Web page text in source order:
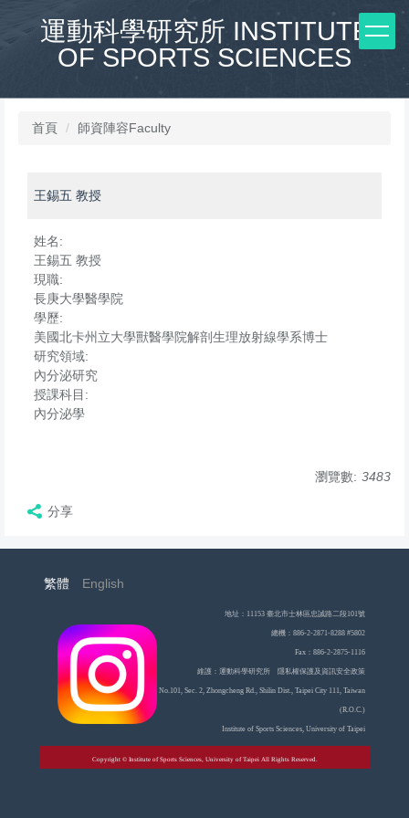
運動科學研究所 INSTITUTE
OF SPORTS SCIENCES
首頁 師資陣容Faculty
王錫五 教授
姓名:
王錫五 教授
現職:
長庚大學醫學院
學歷:
美國北卡州立大學獸醫學院解剖生理放射線學系博士
研究領域:
內分泌研究
授課科目:
內分泌學
瀏覽數: 3483
分享
繁體 English
地址：11153 臺北市士林區忠誠路二段101號
總機：886-2-2871-8288 #5802
Fax：886-2-2875-1116
維護：運動科學研究所 隱私權保護及資訊安全政策
No.101, Sec. 2, Zhongcheng Rd., Shilin Dist., Taipei City 111, Taiwan
(R.O.C.)
Institute of Sports Sciences, University of Taipei
Copyright © Institute of Sports Sciences, University of Taipei All Rights Reserved.